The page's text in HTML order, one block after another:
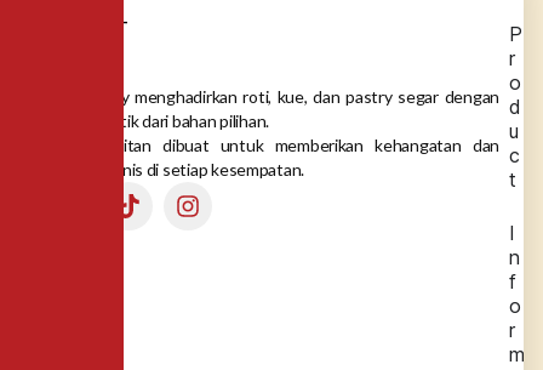
Dea Bakery menghadirkan roti, kue, dan pastry segar dengan
rasa autentik dari bahan pilihan.
Setiap gigitan dibuat untuk memberikan kehangatan dan
momen manis di setiap kesempatan.
P
r
o
d
u
c
t
I
n
f
o
r
m